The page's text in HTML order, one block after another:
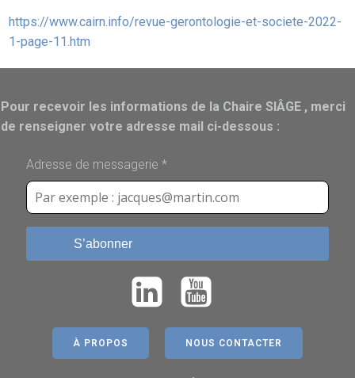
https://www.cairn.info/revue-gerontologie-et-societe-2022-
1-page-11.htm
Pour recevoir les informations de la Chaire SIÂGE , merci
de renseigner votre adresse mail ci-dessous :
Adresse de messagerie *
S’abonner
À PROPOS NOUS CONTACTER